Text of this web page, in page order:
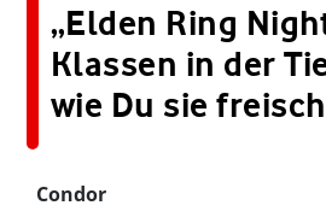
„Elden Ring
Klassen in der
wie Du sie
Condor